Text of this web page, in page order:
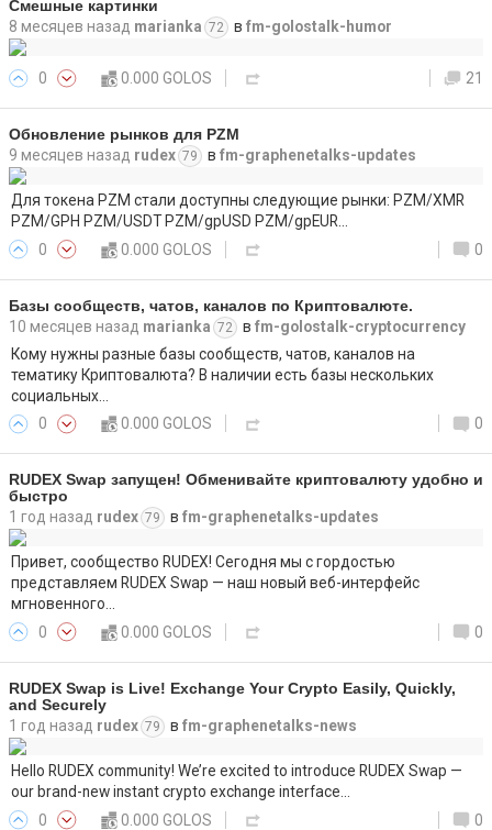
Смешные картинки
8 месяцев назад marianka 72 в fm-golostalk-humor
0 0.000 GOLOS 21
Обновление рынков для PZM
9 месяцев назад rudex 79 в fm-graphenetalks-updates
Для токена PZM стали доступны следующие рынки: PZM/XMR
PZM/GPH PZM/USDT PZM/gpUSD PZM/gpEUR…
0
0.000 GOLOS 0
Базы сообществ, чатов, каналов по Криптовалюте.
10 месяцев назад marianka 72 в fm-golostalk-cryptocurrency
Кому нужны разные базы сообществ, чатов, каналов на
тематику Криптовалюта? В наличии есть базы нескольких
социальных…
0
0.000 GOLOS 0
RUDEX Swap запущен! Обменивайте криптовалюту удобно и
быстро
1 год назад rudex 79 в fm-graphenetalks-updates
Привет, сообщество RUDEX! Сегодня мы с гордостью
представляем RUDEX Swap — наш новый веб-интерфейс
мгновенного…
0
0.000 GOLOS 0
RUDEX Swap is Live! Exchange Your Crypto Easily, Quickly,
and Securely
1 год назад rudex 79 в fm-graphenetalks-news
Hello RUDEX community! We’re excited to introduce RUDEX Swap —
our brand-new instant crypto exchange interface…
0
0.000 GOLOS 0